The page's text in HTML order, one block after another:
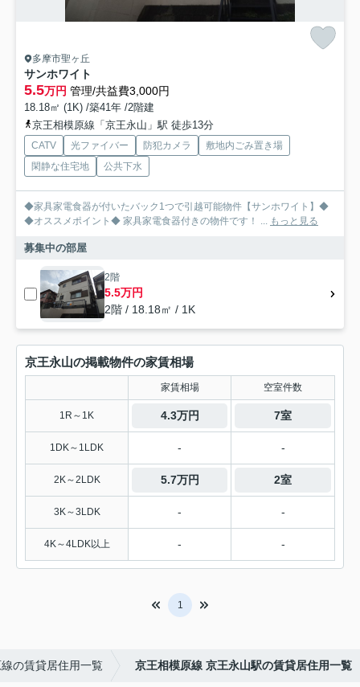
多摩市聖ヶ丘
サンホワイト
5.5万円 管理/共益費3,000円
18.18㎡ (1K) /築41年 /2階建
京王相模原線「京王永山」駅 徒歩13分
CATV 光ファイバー 防犯カメラ
敷地内ごみ置き場
閑静な住宅地
公共下水
◆家具家電食器が付いたバック1つで引越可能物件【サンホワイト】◆
◆オススメポイント◆ 家具家電食器付きの物件です！ ... もっと見る
募集中の部屋
2階
5.5万円
2階 / 18.18㎡ / 1K
京王永山の掲載物件の家賃相場
家賃相場 空室件数
1R～1K 4.3万円 7室
1DK～1LDK - -
2K～2LDK 5.7万円 2室
3K～3LDK - -
4K～4LDK以上 - -
1
の賃貸居住用一覧 京王相模原線 京王永山駅の賃貸居住用一覧